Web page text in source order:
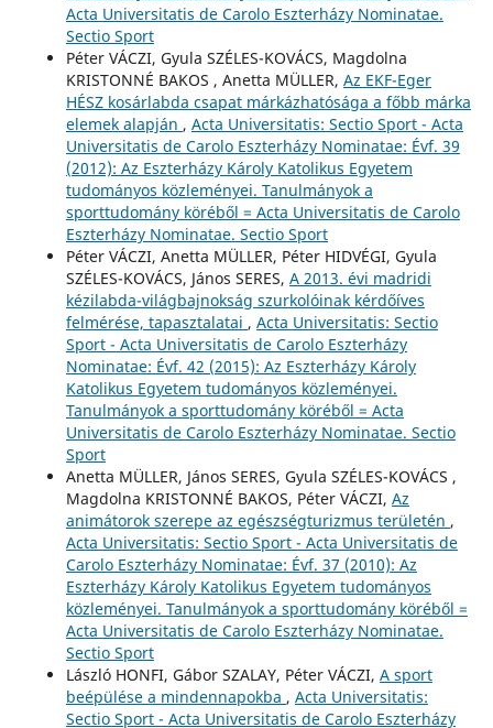
Acta Universitatis de Carolo Eszterházy Nominatae.
Sectio Sport
Péter VÁCZI, Gyula SZÉLES-KOVÁCS, Magdolna
KRISTONNÉ BAKOS , Anetta MÜLLER, Az EKF-Eger
HÉSZ kosárlabda csapat márkázhatósága a főbb márka
elemek alapján , Acta Universitatis: Sectio Sport - Acta
Universitatis de Carolo Eszterházy Nominatae: Évf. 39
(2012): Az Eszterházy Károly Katolikus Egyetem
tudományos közleményei. Tanulmányok a
sporttudomány köréből = Acta Universitatis de Carolo
Eszterházy Nominatae. Sectio Sport
Péter VÁCZI, Anetta MÜLLER, Péter HIDVÉGI, Gyula
SZÉLES-KOVÁCS, János SERES, A 2013. évi madridi
kézilabda-világbajnokság szurkolóinak kérdőíves
felmérése, tapasztalatai , Acta Universitatis: Sectio
Sport - Acta Universitatis de Carolo Eszterházy
Nominatae: Évf. 42 (2015): Az Eszterházy Károly
Katolikus Egyetem tudományos közleményei.
Tanulmányok a sporttudomány köréből = Acta
Universitatis de Carolo Eszterházy Nominatae. Sectio
Sport
Anetta MÜLLER, János SERES, Gyula SZÉLES-KOVÁCS ,
Magdolna KRISTONNÉ BAKOS, Péter VÁCZI, Az
animátorok szerepe az egészségturizmus területén ,
Acta Universitatis: Sectio Sport - Acta Universitatis de
Carolo Eszterházy Nominatae: Évf. 37 (2010): Az
Eszterházy Károly Katolikus Egyetem tudományos
közleményei. Tanulmányok a sporttudomány köréből =
Acta Universitatis de Carolo Eszterházy Nominatae.
Sectio Sport
László HONFI, Gábor SZALAY, Péter VÁCZI, A sport
beépülése a mindennapokba , Acta Universitatis:
Sectio Sport - Acta Universitatis de Carolo Eszterházy